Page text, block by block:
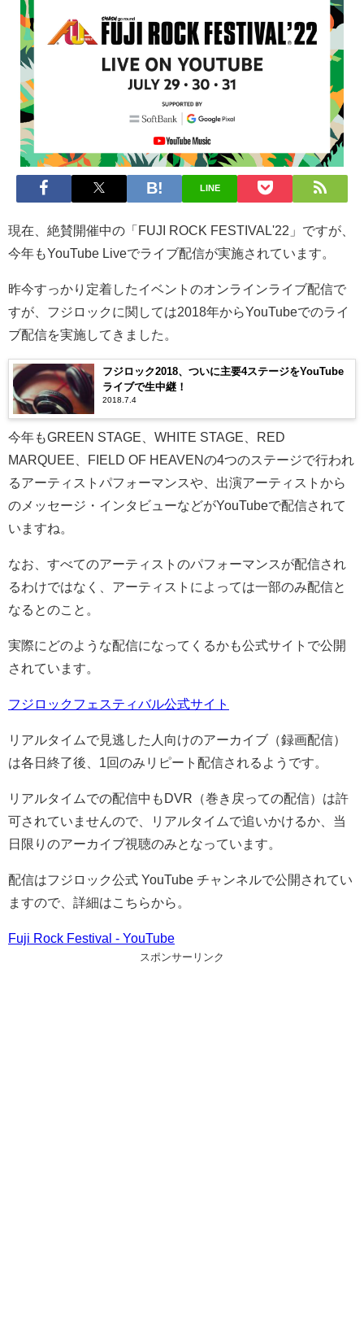
LINE
現在、絶賛開催中の「FUJI ROCK FESTIVAL'22」ですが、
今年もYouTube Liveでライブ配信が実施されています。
昨今すっかり定着したイベントのオンラインライブ配信で
すが、フジロックに関しては2018年からYouTubeでのライ
ブ配信を実施してきました。
フジロック2018、ついに主要4ステージをYouTube
ライブで生中継！
2018.7.4
今年もGREEN STAGE、WHITE STAGE、RED
MARQUEE、FIELD OF HEAVENの4つのステージで行われ
るアーティストパフォーマンスや、出演アーティストから
のメッセージ・インタビューなどがYouTubeで配信されて
いますね。
なお、すべてのアーティストのパフォーマンスが配信され
るわけではなく、アーティストによっては一部のみ配信と
なるとのこと。
実際にどのような配信になってくるかも公式サイトで公開
されています。
フジロックフェスティバル公式サイト
リアルタイムで見逃した人向けのアーカイブ（録画配信）
は各日終了後、1回のみリピート配信されるようです。
リアルタイムでの配信中もDVR（巻き戻っての配信）は許
可されていませんので、リアルタイムで追いかけるか、当
日限りのアーカイブ視聴のみとなっています。
配信はフジロック公式 YouTube チャンネルで公開されてい
ますので、詳細はこちらから。
Fuji Rock Festival - YouTube
スポンサーリンク